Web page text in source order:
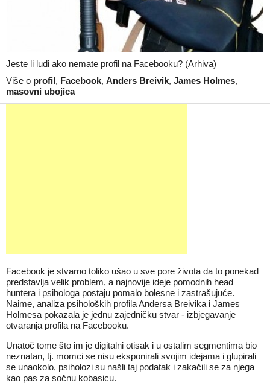
Jeste li ludi ako nemate profil na Facebooku? (Arhiva)
Više o profil, Facebook, Anders Breivik, James Holmes,
masovni ubojica
Facebook je stvarno toliko ušao u sve pore života da to ponekad
predstavlja velik problem, a najnovije ideje pomodnih head
huntera i psihologa postaju pomalo bolesne i zastrašujuće.
Naime, analiza psiholoških profila Andersa Breivika i James
Holmesa pokazala je jednu zajedničku stvar - izbjegavanje
otvaranja profila na Facebooku.
Unatoč tome što im je digitalni otisak i u ostalim segmentima bio
neznatan, tj. momci se nisu eksponirali svojim idejama i glupirali
se unaokolo, psiholozi su našli taj podatak i zakačili se za njega
kao pas za sočnu kobasicu.